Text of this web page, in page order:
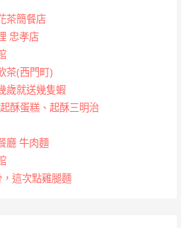
茶簡餐店
忠孝店
茶(西門町)
歲就送幾隻蝦
酥蛋糕、起酥三明治
廳 牛肉麵
，這次點雞腿麵